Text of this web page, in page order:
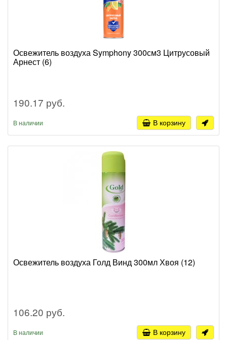
Освежитель воздуха Symphony 300см3 Цитрусовый
Арнест (6)
190.17 руб.
В наличии В корзину
Освежитель воздуха Голд Винд 300мл Хвоя (12)
106.20 руб.
В наличии В корзину